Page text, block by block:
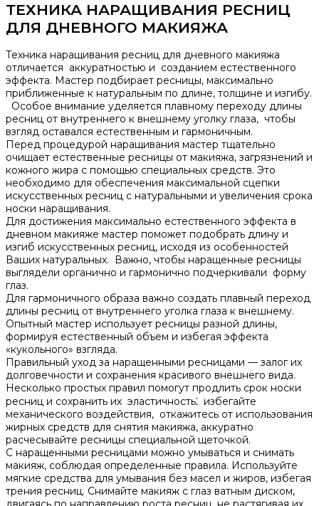
ТЕХНИКА НАРАЩИВАНИЯ РЕСНИЦ
ДЛЯ ДНЕВНОГО МАКИЯЖА
Техника наращивания ресниц для дневного макияжа
отличается аккуратностью и созданием естественного
эффекта.​ Мастер подбирает ресницы, максимально
приближенные к натуральным по длине, толщине и изгибу.​
Особое внимание уделяется плавному переходу длины
ресниц от внутреннего к внешнему уголку глаза, чтобы
взгляд оставался естественным и гармоничным.​
Перед процедурой наращивания мастер тщательно
очищает естественные ресницы от макияжа, загрязнений и
кожного жира с помощью специальных средств.​ Это
необходимо для обеспечения максимальной сцепки
искусственных ресниц с натуральными и увеличения срока
носки наращивания.​
Для достижения максимально естественного эффекта в
дневном макияже мастер поможет подобрать длину и
изгиб искусственных ресниц, исходя из особенностей
Ваших натуральных. Важно, чтобы наращенные ресницы
выглядели органично и гармонично подчеркивали форму
глаз.​
Для гармоничного образа важно создать плавный переход
длины ресниц от внутреннего уголка глаза к внешнему.​
Опытный мастер использует ресницы разной длины,
формируя естественный объем и избегая эффекта
«кукольного» взгляда.​
Правильный уход за наращенными ресницами — залог их
долговечности и сохранения красивого внешнего вида.​
Несколько простых правил помогут продлить срок носки
ресниц и сохранить их эластичность⁚ избегайте
механического воздействия, откажитесь от использования
жирных средств для снятия макияжа, аккуратно
расчесывайте ресницы специальной щеточкой.​
С наращенными ресницами можно умываться и снимать
макияж, соблюдая определенные правила.​ Используйте
мягкие средства для умывания без масел и жиров, избегая
трения ресниц.​ Снимайте макияж с глаз ватным диском,